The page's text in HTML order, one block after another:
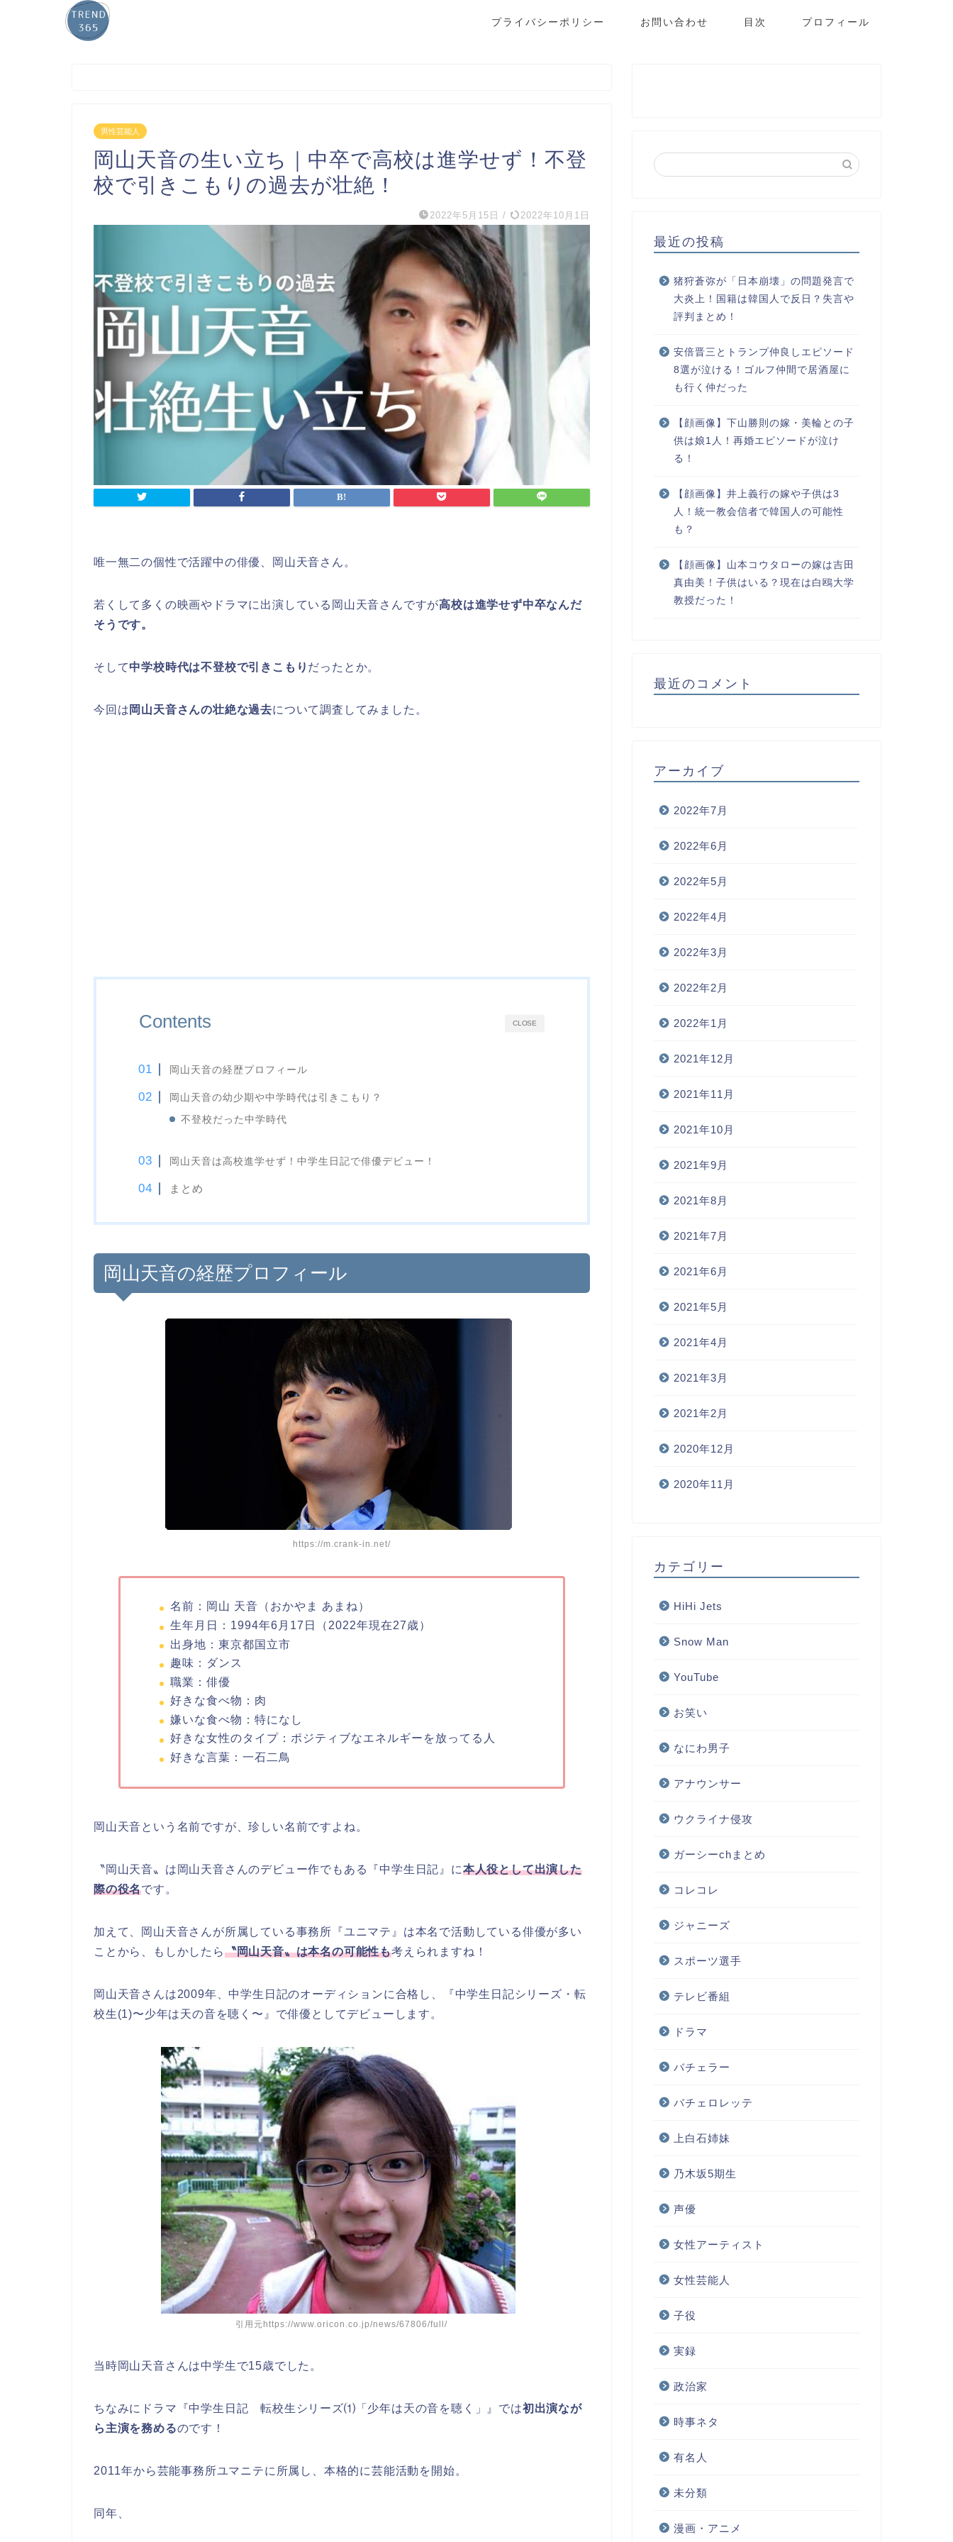
プライバシーポリシー お問い合わせ 目次 プロフィール
男性芸能人
岡山天音の生い立ち｜中卒で高校は進学せず！不登
校で引きこもりの過去が壮絶！
2022年5月15日 / 2022年10月1日
唯一無二の個性で活躍中の俳優、岡山天音さん。
若くして多くの映画やドラマに出演している岡山天音さんですが高校は進学せず中卒なんだ
そうです。
そして中学校時代は不登校で引きこもり だったとか。
今回は 岡山天音さんの壮絶な過去について調査してみました。
CLOSE
Contents
岡山天音の経歴プロフィール
岡山天音の幼少期や中学時代は引きこもり？
不登校だった中学時代
岡山天音は高校進学せず！中学生日記で俳優デビュー！
まとめ
岡山天音の経歴プロフィール
https://m.crank-in.net/
名前：岡山 天音（おかやま あまね）
生年月日：1994年6月17日（2022年現在27歳）
出身地：東京都国立市
趣味：ダンス
職業：俳優
好きな食べ物：肉
嫌いな食べ物：特になし
好きな女性のタイプ：ポジティブなエネルギーを放ってる人
好きな言葉：一石二鳥
岡山天音という名前ですが、珍しい名前ですよね。
〝岡山天音〟は岡山天音さんのデビュー作でもある『中学生日記』に本人役として出演した
際の役名です。
加えて、岡山天音さんが所属している事務所『ユニマテ』は本名で活動している俳優が多い
ことから、もしかしたら〝岡山天音〟は本名の可能性も考えられますね！
岡山天音さんは2009年、中学生日記のオーディションに合格し、『中学生日記シリーズ・転
校生(1)〜少年は天の音を聴く〜』で俳優としてデビューします。
引用元https://www.oricon.co.jp/news/67806/full/
当時岡山天音さんは中学生で15歳でした。
ちなみにドラマ『中学生日記 転校生シリーズ⑴「少年は天の音を聴く」』では初出演なが
ら主演を務めるのです！
2011年から芸能事務所ユマニテに所属し、本格的に芸能活動を開始。
同年、
最近の投稿
猪狩蒼弥が「日本崩壊」の問題発言で
大炎上！国籍は韓国人で反日？失言や
評判まとめ！
安倍晋三とトランプ仲良しエピソード
8選が泣ける！ゴルフ仲間で居酒屋に
も行く仲だった
【顔画像】下山勝則の嫁・美輪との子
供は娘1人！再婚エピソードが泣け
る！
【顔画像】井上義行の嫁や子供は3
人！統一教会信者で韓国人の可能性
も？
【顔画像】山本コウタローの嫁は吉田
真由美！子供はいる？現在は白鴎大学
教授だった！
最近のコメント
アーカイブ
2022年7月
2022年6月
2022年5月
2022年4月
2022年3月
2022年2月
2022年1月
2021年12月
2021年11月
2021年10月
2021年9月
2021年8月
2021年7月
2021年6月
2021年5月
2021年4月
2021年3月
2021年2月
2020年12月
2020年11月
カテゴリー
HiHi Jets
Snow Man
YouTube
お笑い
なにわ男子
アナウンサー
ウクライナ侵攻
ガーシーchまとめ
コレコレ
ジャニーズ
スポーツ選手
テレビ番組
ドラマ
バチェラー
バチェロレッテ
上白石姉妹
乃木坂5期生
声優
女性アーティスト
女性芸能人
子役
実録
政治家
時事ネタ
有名人
未分類
漫画・アニメ